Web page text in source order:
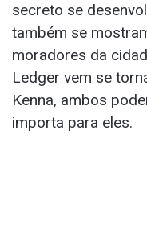
secreto se
também se
moradores da
Ledger vem se
Kenna, ambos
importa para eles.